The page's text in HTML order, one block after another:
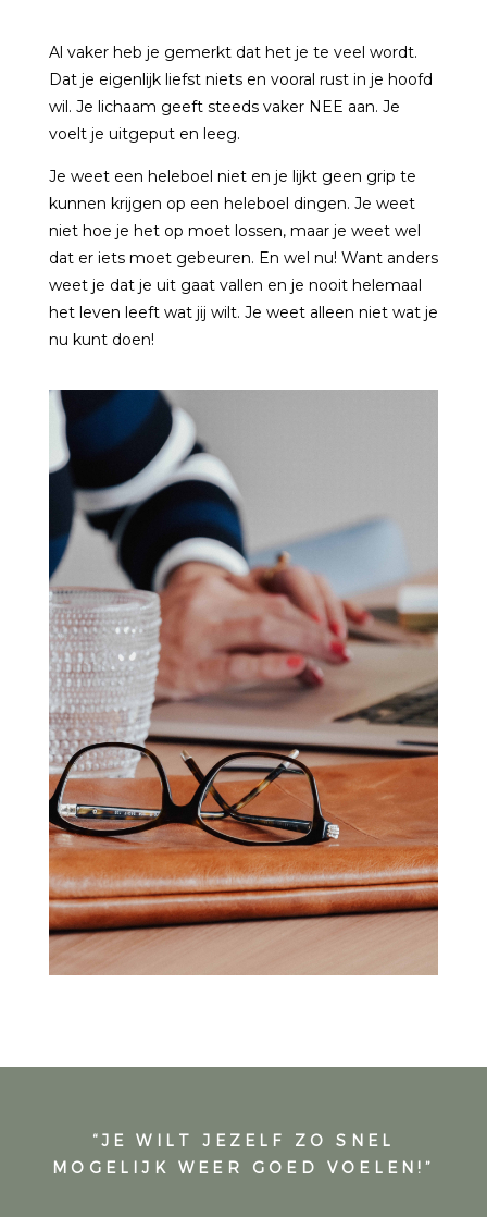
Al vaker heb je gemerkt dat het je te veel wordt.
Dat je eigenlijk liefst niets en vooral rust in je hoofd
wil. Je lichaam geeft steeds vaker NEE aan. Je
voelt je uitgeput en leeg.
Je weet een heleboel niet en je lijkt geen grip te
kunnen krijgen op een heleboel dingen. Je weet
niet hoe je het op moet lossen, maar je weet wel
dat er iets moet gebeuren. En wel nu! Want anders
weet je dat je uit gaat vallen en je nooit helemaal
het leven leeft wat jij wilt. Je weet alleen niet wat je
nu kunt doen!
“JE WILT JEZELF ZO SNEL
MOGELIJK WEER GOED VOELEN!”